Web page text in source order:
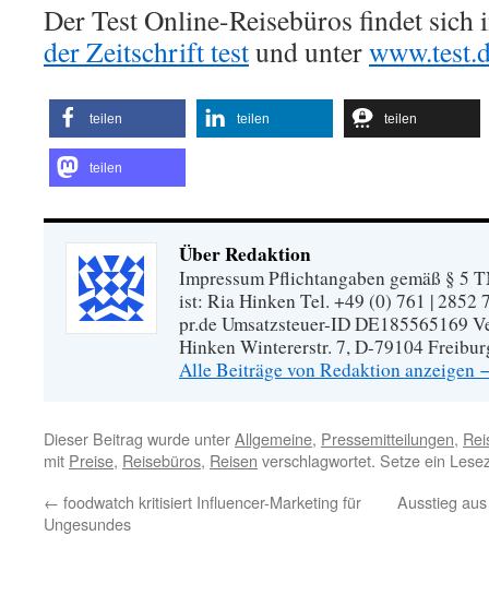
Der Test Online-Reisebüros findet sich
der Zeitschrift testund unter
teilen teilen teilen
teilen
Über Redaktion
Impressum Pflichtangaben gemäß § 5
ist: Ria Hinken Tel. +49 (0) 761 | 2852
pr.de Umsatzsteuer-ID DE185565169
Hinken Wintererstr. 7, D-79104
Alle Beiträge von Redaktion anzeigen
Dieser Beitrag wurde unterAllgemeine, Pressemitteilungen,
mit Preise, Reisebüros, Reisen verschlagwortet. Setze ein
← foodwatch kritisiert Influencer-Marketing für
Ungesundes
Ausstieg